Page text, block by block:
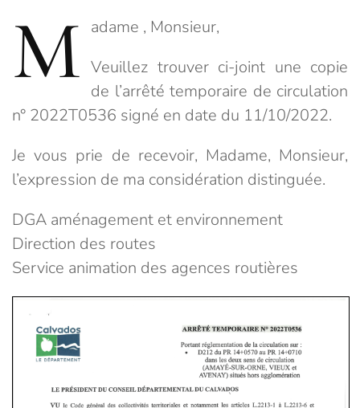
M adame , Monsieur,
Veuillez trouver ci-joint une copie
de l’arrêté temporaire de circulation
n° 2022T0536 signé en date du 11/10/2022.
Je vous prie de recevoir, Madame, Monsieur,
l’expression de ma considération distinguée.
DGA aménagement et environnement
Direction des routes
Service animation des agences routières